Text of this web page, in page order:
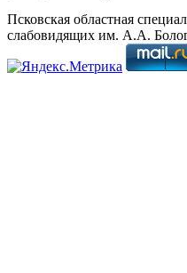
Псковская областная
слабовидящих им. А.А.